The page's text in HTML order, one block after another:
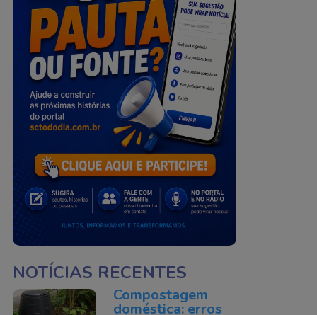
NOTÍCIAS RECENTES
Compostagem
doméstica: erros